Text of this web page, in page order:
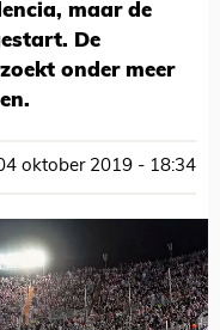
maar de
De
onder meer
oktober 2019 - 18:34